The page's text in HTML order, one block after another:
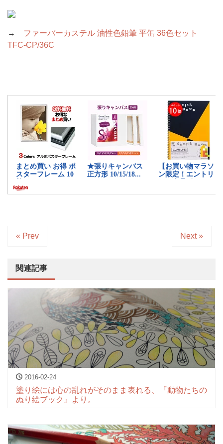
→ ファーバーカステル 油性色鉛筆 平缶 36色セット
TFC-CP/36C
« Prev Next »
関連記事
2016-02-24
塗り絵には心の乱れがそのまま表れる、『動物たちの
ぬり絵ブック』より。